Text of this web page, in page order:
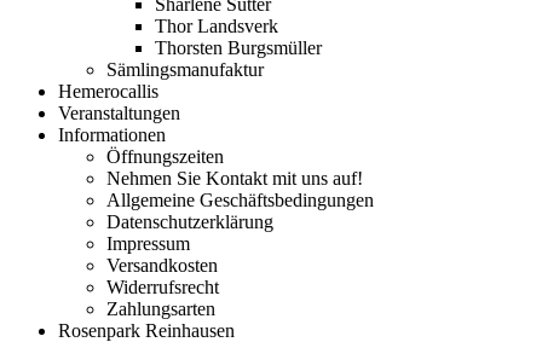
Sharlene Sutter
Thor Landsverk
Thorsten Burgsmüller
Sämlingsmanufaktur
Hemerocallis
Veranstaltungen
Informationen
Öffnungszeiten
Nehmen Sie Kontakt mit uns auf!
Allgemeine Geschäftsbedingungen
Datenschutzerklärung
Impressum
Versandkosten
Widerrufsrecht
Zahlungsarten
Rosenpark Reinhausen